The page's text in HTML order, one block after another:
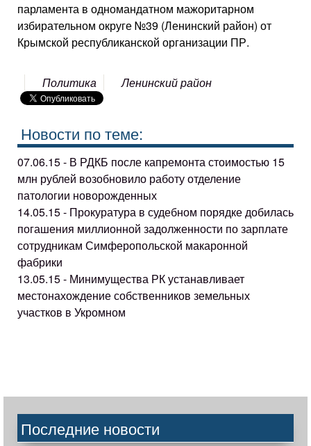
парламента в одномандатном мажоритарном
избирательном округе №39 (Ленинский район) от
Крымской республиканской организации ПР.
Политика Ленинский район
Новости по теме:
07.06.15 - В РДКБ после капремонта стоимостью 15
млн рублей возобновило работу отделение
патологии новорожденных
14.05.15 - Прокуратура в судебном порядке добилась
погашения миллионной задолженности по зарплате
сотрудникам Симферопольской макаронной
фабрики
13.05.15 - Минимущества РК устанавливает
местонахождение собственников земельных
участков в Укромном
Последние новости